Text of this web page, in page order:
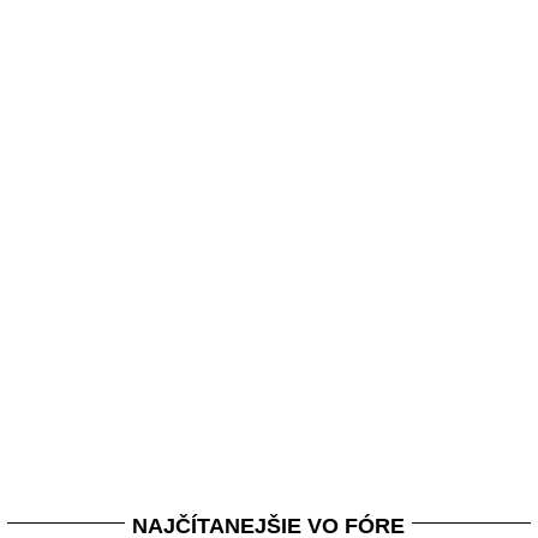
NAJČÍTANEJŠIE VO FÓRE